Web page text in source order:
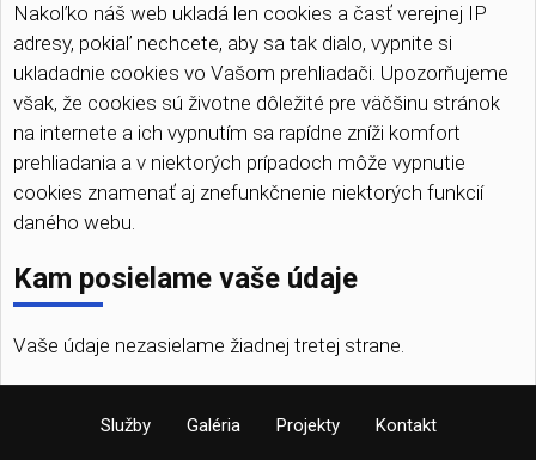
Nakoľko náš web ukladá len cookies a časť verejnej IP
adresy, pokiaľ nechcete, aby sa tak dialo, vypnite si
ukladadnie cookies vo Vašom prehliadači. Upozorňujeme
však, že cookies sú životne dôležité pre väčšinu stránok
na internete a ich vypnutím sa rapídne zníži komfort
prehliadania a v niektorých prípadoch môže vypnutie
cookies znamenať aj znefunkčnenie niektorých funkcií
daného webu.
Kam posielame vaše údaje
Vaše údaje nezasielame žiadnej tretej strane.
Služby Galéria Projekty Kontakt